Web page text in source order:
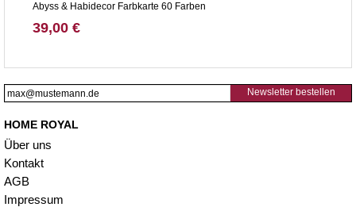
Abyss & Habidecor Farbkarte 60 Farben
39,00 €
Newsletter bestellen
HOME ROYAL
Über uns
Kontakt
AGB
Impressum